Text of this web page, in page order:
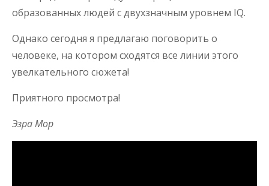
образованных людей с двухзначным уровнем IQ.
Однако сегодня я предлагаю поговорить о
человеке, на котором сходятся все линии этого
увелкательного сюжета!
Приятного просмотра!
Эзра Мор